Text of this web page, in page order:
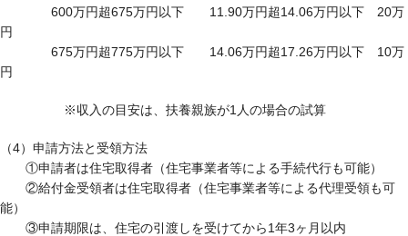
600万円超675万円以下 11.90万円超14.06万円以下 20万
円
675万円超775万円以下 14.06万円超17.26万円以下 10万
円
※収入の目安は、扶養親族が1人の場合の試算
（4）申請方法と受領方法
①申請者は住宅取得者（住宅事業者等による手続代行も可能）
②給付金受領者は住宅取得者（住宅事業者等による代理受領も可
能）
③申請期限は、住宅の引渡しを受けてから1年3ヶ月以内